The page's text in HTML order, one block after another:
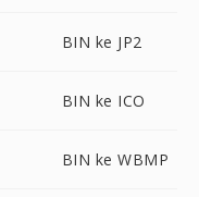
BIN ke JP2
BIN ke ICO
BIN ke WBMP